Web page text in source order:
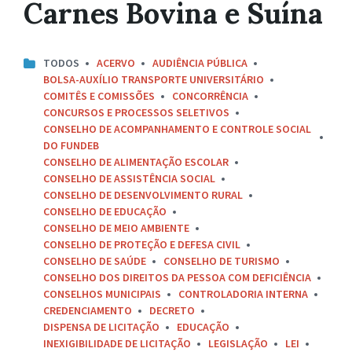
Carnes Bovina e Suína
TODOS ACERVO
AUDIÊNCIA PÚBLICA
BOLSA-AUXÍLIO TRANSPORTE UNIVERSITÁRIO
COMITÊS E COMISSÕES
CONCORRÊNCIA
CONCURSOS E PROCESSOS SELETIVOS
CONSELHO DE ACOMPANHAMENTO E CONTROLE SOCIAL
DO FUNDEB
CONSELHO DE ALIMENTAÇÃO ESCOLAR
CONSELHO DE ASSISTÊNCIA SOCIAL
CONSELHO DE DESENVOLVIMENTO RURAL
CONSELHO DE EDUCAÇÃO
CONSELHO DE MEIO AMBIENTE
CONSELHO DE PROTEÇÃO E DEFESA CIVIL
CONSELHO DE SAÚDE
CONSELHO DE TURISMO
CONSELHO DOS DIREITOS DA PESSOA COM DEFICIÊNCIA
CONSELHOS MUNICIPAIS
CONTROLADORIA INTERNA
CREDENCIAMENTO
DECRETO
DISPENSA DE LICITAÇÃO
EDUCAÇÃO
INEXIGIBILIDADE DE LICITAÇÃO
LEGISLAÇÃO LEI